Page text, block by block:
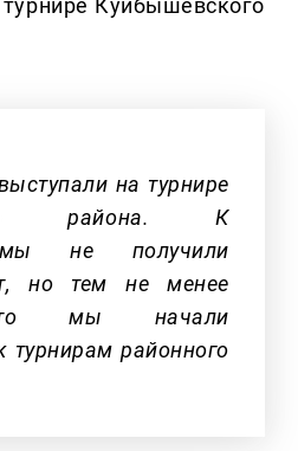
Куйбышевского
на турнире
района. К
не получили
но тем не менее
мы начали
турнирам районного